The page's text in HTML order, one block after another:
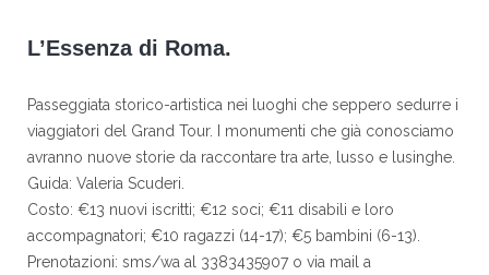
L’Essenza di Roma.
Passeggiata storico-artistica nei luoghi che seppero sedurre i
viaggiatori del Grand Tour. I monumenti che già conosciamo
avranno nuove storie da raccontare tra arte, lusso e lusinghe.
Guida: Valeria Scuderi.
Costo: €13 nuovi iscritti; €12 soci; €11 disabili e loro
accompagnatori; €10 ragazzi (14-17); €5 bambini (6-13).
Prenotazioni: sms/wa al 3383435907 o via mail a